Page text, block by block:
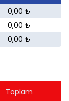
0,00 ₺
0,00 ₺
0,00 ₺
Toplam